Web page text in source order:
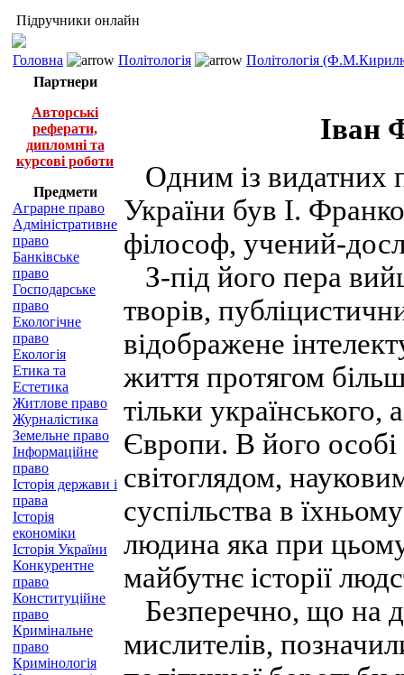
Підручники онлайн
Головна Політологія
Політологія
Партнери
Авторські
реферати,
дипломні та
курсові роботи
Предмети
Аграрне право
Адміністративне
право
Банківське
право
Господарське
право
Екологічне
право
Екологія
Етика та
Естетика
Житлове право
Журналістика
Земельне право
Інформаційне
право
Історія держави і
права
Історія
економіки
Історія України
Конкурентне
право
Конституційне
право
Кримінальне
право
Кримінологія
Іван
Одним із видатних
України був І.
філософ, учений-
З-під його пера
творів,
відображене
життя протягом
тільки українського,
Європи. В його
світоглядом,
суспільства в
людина яка при
майбутнє історії
Безперечно, що на
мислителів,